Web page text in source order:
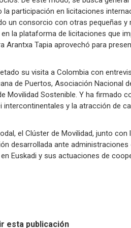
participación en licitaciones
un consorcio con otras pequeñas y
la plataforma de licitaciones que
Arantxa Tapia aprovechó para
su visita a Colombia con
de Puertos, Asociación Nacional
Movilidad Sostenible. Y ha firmado
y la atracción de
el Clúster de Movilidad, junto con
desarrollada ante
Euskadi y sus actuaciones de
esta publicación